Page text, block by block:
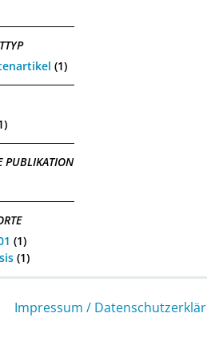
(1)
PUBLIKATION
(1)
(1)
Impressum /